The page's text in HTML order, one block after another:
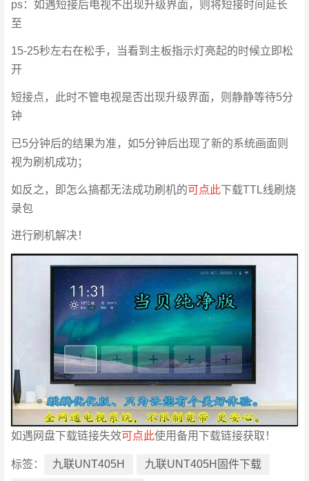
ps：如遇短接后电视不出现升级界面，则将短接时间延长
至
15-25秒左右在松手，当看到主板指示灯亮起的时候立即松
开
短接点，此时不管电视是否出现升级界面，则静静等待5分
钟
已5分钟后的结果为准，如5分钟后出现了新的系统画面则
视为刷机成功；
如反之，即怎么搞都无法成功刷机的可点此下载TTL线刷烧
录包
进行刷机解决！
如遇网盘下载链接失效可点此使用备用下载链接获取！
标签： 九联UNT405H 九联UNT405H固件下载